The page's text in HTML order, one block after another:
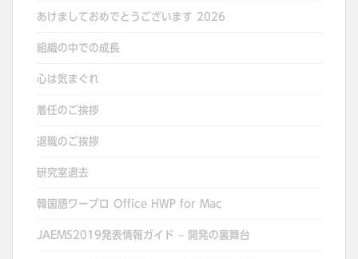
あけましておめでとうございます 2026
組織の中での成長
心は気まぐれ
着任のご挨拶
退職のご挨拶
研究室退去
韓国語ワープロ Office HWP for Mac
JAEMS2019発表情報ガイド – 開発の裏舞台